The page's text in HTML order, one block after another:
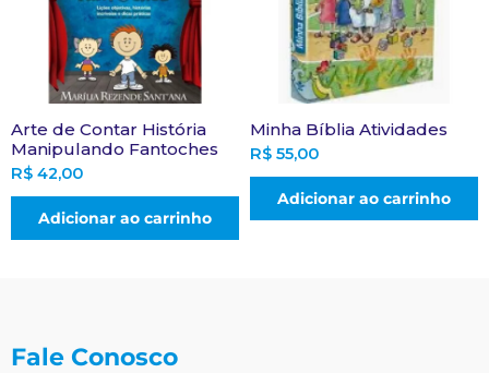
Arte de Contar História
Manipulando Fantoches
R$ 42,00
Adicionar ao carrinho
Minha Bíblia Atividades
R$ 55,00
Adicionar ao carrinho
Fale Conosco